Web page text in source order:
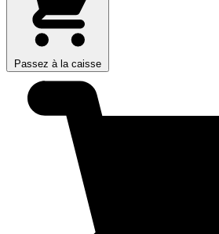
Passez à la caisse